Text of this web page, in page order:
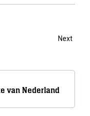
Next
van Nederland